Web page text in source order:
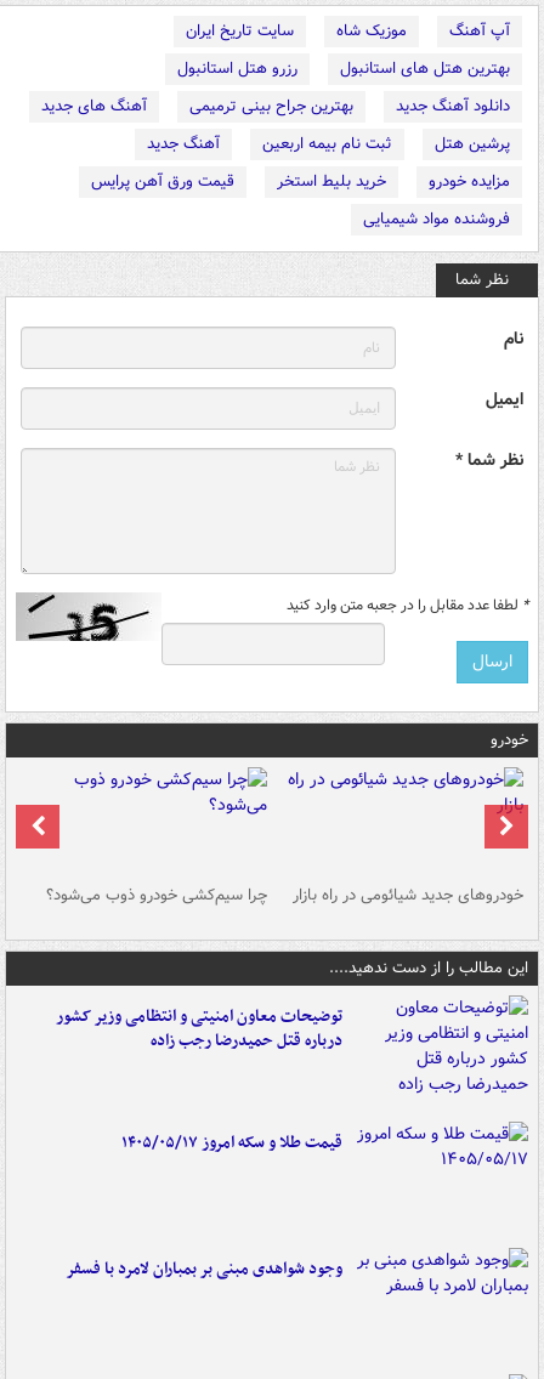
آپ آهنگ موزیک شاه
سایت تاریخ ایران
بهترین هتل های استانبول
رزرو هتل استانبول
دانلود آهنگ جدید
بهترین جراح بینی ترمیمی
آهنگ های جدید
پرشین هتل
ثبت نام بیمه اربعین
آهنگ جدید
مزایده خودرو
خرید بلیط استخر
قیمت ورق آهن پرایس
فروشنده مواد شیمیایی
نظر شما
نام
ایمیل
نظر شما *
* لطفا عدد مقابل را در جعبه متن وارد کنید
خودرو
خودروهای جدید شیائومی در راه بازار چرا سیم‌کشی خودرو ذوب می‌شود؟
این مطالب را از دست ندهید....
توضیحات معاون امنیتی و انتظامی وزیر کشور
درباره قتل حمیدرضا رجب زاده
قیمت طلا و سکه امروز ۱۴۰۵/۰۵/۱۷
وجود شواهدی مبنی بر بمباران لامرد با فسفر